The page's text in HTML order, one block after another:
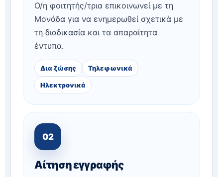
Ο/η φοιτητής/τρια επικοινωνεί με τη
Μονάδα για να ενημερωθεί σχετικά με
τη διαδικασία και τα απαραίτητα
έντυπα.
Δια ζώσης Τηλεφωνικά
Ηλεκτρονικά
02
Αίτηση εγγραφής